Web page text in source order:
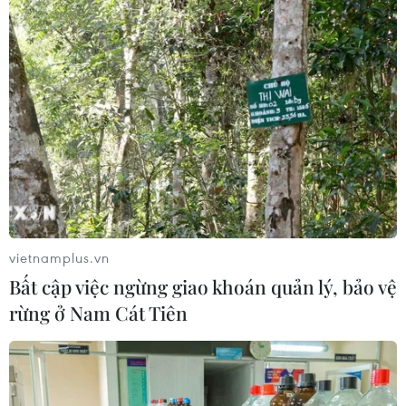
vietnamplus.vn
Bất cập việc ngừng giao khoán quản lý, bảo vệ
rừng ở Nam Cát Tiên